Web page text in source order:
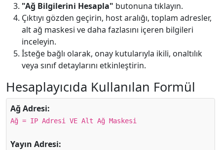
"Ağ Bilgilerini Hesapla" butonuna tıklayın.
Çıktıyı gözden geçirin, host aralığı, toplam adresler,
alt ağ maskesi ve daha fazlasını içeren bilgileri
inceleyin.
İsteğe bağlı olarak, onay kutularıyla ikili, onaltılık
veya sınıf detaylarını etkinleştirin.
Hesaplayıcıda Kullanılan Formül
Ağ Adresi:
Ağ = IP Adresi VE Alt Ağ Maskesi
Yayın Adresi: